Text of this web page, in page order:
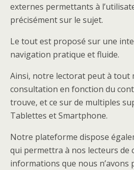
externes permettants à
précisément sur le sujet.
Le tout est proposé sur une
navigation pratique et fluide.
Ainsi, notre lectorat peut à tout
consultation en fonction du
trouve, et ce sur de multiples
Tablettes et Smartphone.
Notre plateforme dispose
qui permettra à nos lecteurs de
informations que nous n’avons